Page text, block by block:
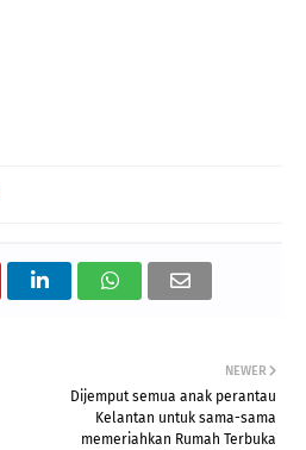
NEWER
Dijemput semua anak perantau
Kelantan untuk sama-sama
memeriahkan Rumah Terbuka